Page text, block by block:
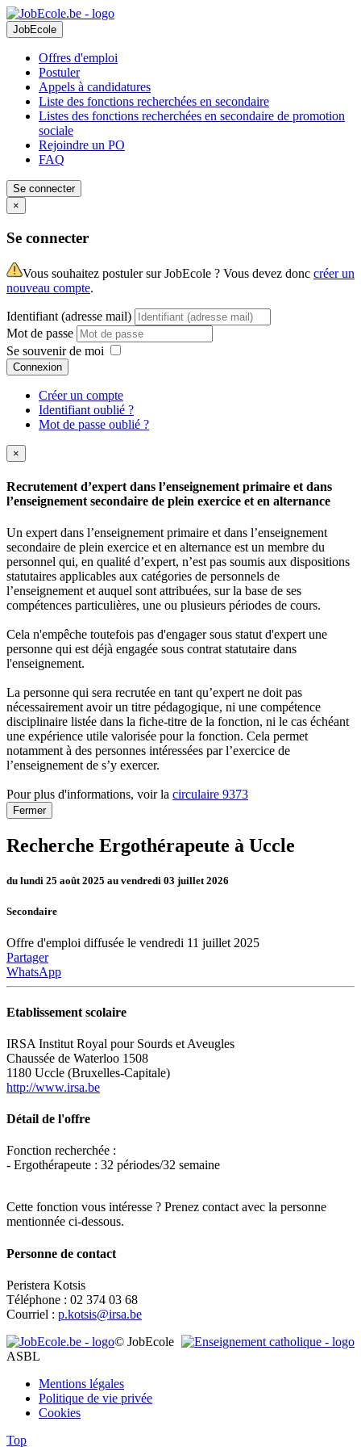
JobEcole
Offres d'emploi
Postuler
Appels à candidatures
Liste des fonctions recherchées en secondaire
Listes des fonctions recherchées en secondaire de promotion
sociale
Rejoindre un PO
FAQ
Se connecter
×
Se connecter
Vous souhaitez postuler sur JobEcole ? Vous devez donc créer un
nouveau compte.
Identifiant (adresse mail)
Mot de passe
Se souvenir de moi
Connexion
Créer un compte
Identifiant oublié ?
Mot de passe oublié ?
×
Recrutement d’expert dans l’enseignement primaire et dans
l’enseignement secondaire de plein exercice et en alternance
Un expert dans l’enseignement primaire et dans l’enseignement
secondaire de plein exercice et en alternance est un membre du
personnel qui, en qualité d’expert, n’est pas soumis aux dispositions
statutaires applicables aux catégories de personnels de
l’enseignement et auquel sont attribuées, sur la base de ses
compétences particulières, une ou plusieurs périodes de cours.
Cela n'empêche toutefois pas d'engager sous statut d'expert une
personne qui est déjà engagée sous contrat statutaire dans
l'enseignement.
La personne qui sera recrutée en tant qu’expert ne doit pas
nécessairement avoir un titre pédagogique, ni une compétence
disciplinaire listée dans la fiche-titre de la fonction, ni le cas échéant
une expérience utile valorisée pour la fonction. Cela permet
notamment à des personnes intéressées par l’exercice de
l’enseignement de s’y exercer.
Pour plus d'informations, voir la circulaire 9373
Fermer
Recherche Ergothérapeute à Uccle
du lundi 25 août 2025 au vendredi 03 juillet 2026
Secondaire
Offre d'emploi diffusée le vendredi 11 juillet 2025
Partager
WhatsApp
Etablissement scolaire
IRSA Institut Royal pour Sourds et Aveugles
Chaussée de Waterloo 1508
1180 Uccle (Bruxelles-Capitale)
http://www.irsa.be
Détail de l'offre
Fonction recherchée :
- Ergothérapeute : 32 périodes/32 semaine
Cette fonction vous intéresse ? Prenez contact avec la personne
mentionnée ci-dessous.
Personne de contact
Peristera Kotsis
Téléphone : 02 374 03 68
Courriel : p.kotsis@irsa.be
IRSA Institut Royal pour Sourds et Aveugles
×
+
Leaflet
© JobEcole
ASBL
Mentions légales
Politique de vie privée
Cookies
Top